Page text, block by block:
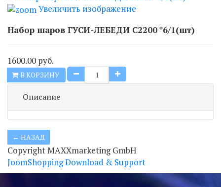
Увеличить изображение
Набор шаров ГУСИ-ЛЕБЕДИ С2200 *6/1(шт)
1600.00 руб.
В КОРЗИНУ
Описание
Copyright MAXXmarketing GmbH
JoomShopping Download & Support